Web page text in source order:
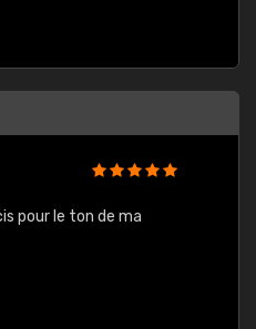
pour le ton de ma